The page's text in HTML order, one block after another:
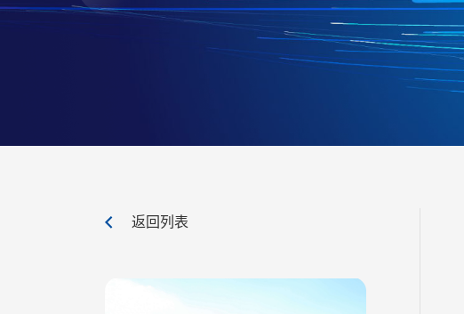
返回列表